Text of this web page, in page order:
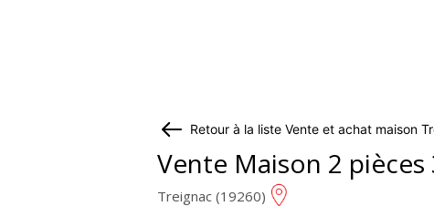
Retour à la liste Vente et achat maison
Vente Maison 2 pièces
Treignac (19260)